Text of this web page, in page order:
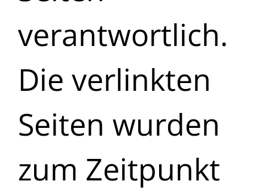
verantwortlich.
Die verlinkten
Seiten wurden
zum Zeitpunkt